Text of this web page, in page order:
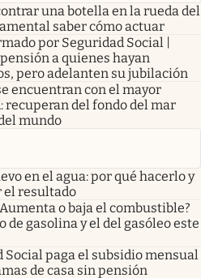
una botella en la rueda del
saber cómo actuar
por Seguridad Social |
a quienes hayan
pero adelanten su jubilación
encuentran con el mayor
recuperan del fondo del mar
mundo
en el agua: por qué hacerlo y
el resultado
o baja el combustible?
de gasolina y el del gasóleo este
Social paga el subsidio mensual
de casa sin pensión